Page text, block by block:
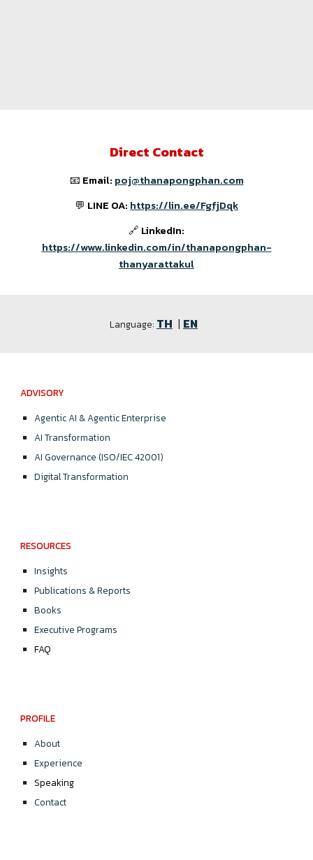
Direct Contact
📧 Email: poj@thanapongphan.com
💬 LINE OA: https://lin.ee/FgfjDqk
🔗 LinkedIn:
https://www.linkedin.com/in/thanapongphan-
thanyarattakul
Language: TH | EN
ADVISORY
Agentic AI & Agentic Enterprise
AI Transformation
AI Governance (ISO/IEC 42001)
Digital Transformation
RESOURCES
Insights
Publications & Reports
Books
Executive Programs
FAQ
PROFILE
About
Experience
Speaking
Contact